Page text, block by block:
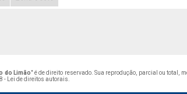
do Limão" é de direito reservado. Sua reprodução, parcial ou total,
- Lei de direitos autorais